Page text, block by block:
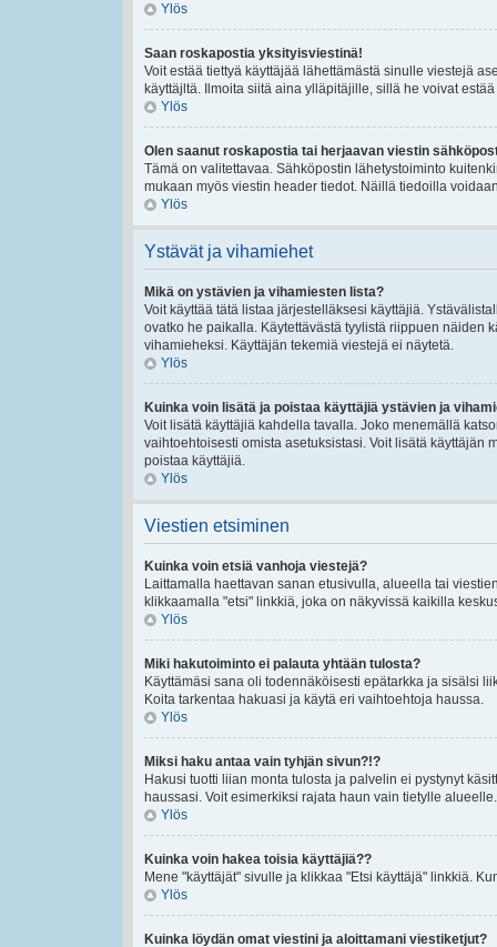
Ylös
Saan roskapostia yksityisviestinä!
Voit estää tiettyä käyttäjää lähettämästä sinulle viestejä
käyttäjltä. Ilmoita siitä aina ylläpitäjille, sillä he voivat
Ylös
Olen saanut roskapostia tai herjaavan viestin
Tämä on valitettavaa. Sähköpostin lähetystoiminto
mukaan myös viestin header tiedot. Näillä tiedoilla
Ylös
Ystävät ja vihamiehet
Mikä on ystävien ja vihamiesten lista?
Voit käyttää tätä listaa järjestelläksesi käyttäjiä.
ovatko he paikalla. Käytettävästä tyylistä riippuen näiden
vihamieheksi. Käyttäjän tekemiä viestejä ei näytetä.
Ylös
Kuinka voin lisätä ja poistaa käyttäjiä ystävien ja
Voit lisätä käyttäjiä kahdella tavalla. Joko menemällä
vaihtoehtoisesti omista asetuksistasi. Voit lisätä
poistaa käyttäjiä.
Ylös
Viestien etsiminen
Kuinka voin etsiä vanhoja viestejä?
Laittamalla haettavan sanan etusivulla, alueella tai
klikkaamalla "etsi" linkkiä, joka on näkyvissä kaikilla
Ylös
Miki hakutoiminto ei palauta yhtään tulosta?
Käyttämäsi sana oli todennäköisesti epätarkka ja sisälsi
Koita tarkentaa hakuasi ja käytä eri vaihtoehtoja haussa.
Ylös
Miksi haku antaa vain tyhjän sivun?!?
Hakusi tuotti liian monta tulosta ja palvelin ei pystynyt
haussasi. Voit esimerkiksi rajata haun vain tietylle alueelle.
Ylös
Kuinka voin hakea toisia käyttäjiä??
Mene "käyttäjät" sivulle ja klikkaa "Etsi käyttäjä" linkkiä.
Ylös
Kuinka löydän omat viestini ja aloittamani viestiketjut?